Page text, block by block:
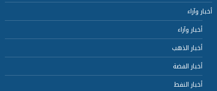
أخبار وآراء
أخبار وآراء
أخبار الذهب
أخبار الفضة
أخبار النفط